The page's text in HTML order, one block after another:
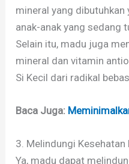
mineral yang
anak-anak yang sedang
Selain itu, madu juga
mineral dan vitamin
Si Kecil dari radikal bebas.
Baca Juga:
3. Melindungi Kesehatan
Ya, madu dapat